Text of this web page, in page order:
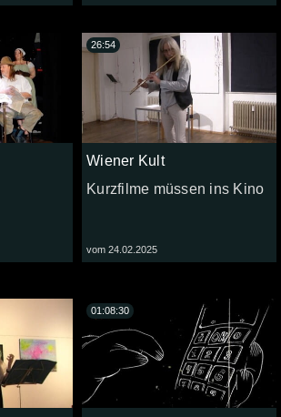
Wiener Kult
Kurzfilme müssen ins Kino
vom 24.02.2025
26:54
01:08:30